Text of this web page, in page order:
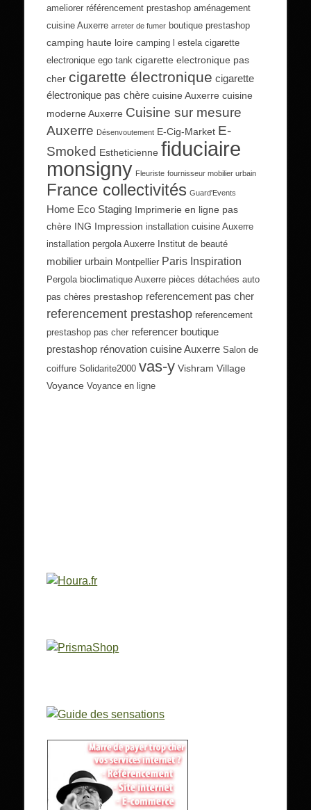
ameliorer référencement prestashop aménagement
cuisine Auxerre arreter de fumer boutique prestashop
camping haute loire camping l estela cigarette
electronique ego tank cigarette electronique pas
cher cigarette électronique cigarette
électronique pas chère cuisine Auxerre cuisine
moderne Auxerre Cuisine sur mesure
Auxerre Désenvoutement E-Cig-Market E-
Smoked Estheticienne fiduciaire
monsigny Fleuriste fournisseur mobilier urbain
France collectivités Guard'Events
Home Eco Staging Imprimerie en ligne pas
chère ING Impression installation cuisine Auxerre
installation pergola Auxerre
Institut de beauté
mobilier urbain Montpellier Paris Inspiration
Pergola bioclimatique Auxerre pièces détachées auto
pas chères prestashop referencement pas cher
referencement prestashop referencement
prestashop pas cher referencer boutique
prestashop rénovation cuisine Auxerre Salon de
coiffure Solidarite2000 vas-y Vishram Village
Voyance Voyance en ligne